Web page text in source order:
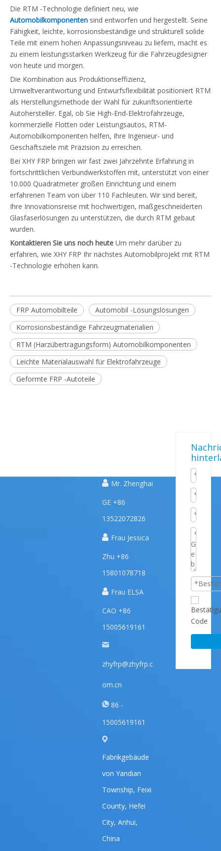
Die RTM -Technologie definiert neu, wie
Automobilkomponenten sind entworfen und hergestellt. Seine
Fähigkeit, leichte, korrosionsbeständige und strukturell solide
Teile mit einem hohen Anpassungsniveau zu liefern, macht es
zu einem leistungsstarken Werkzeug für die Fahrzeugdesigner
von heute und morgen.
Die Kombination aus Produktionseffizienz,
Umweltverantwortung und Entwurfsflexibilität positioniert RTM
als Herstellungsmethode der Wahl für zukunftsorientierte
Autohersteller. Egal, ob Sie High-End-Elektrofahrzeuge,
kommerzielle Flotten oder Leistungsautos, RTM-
Automobilkomponenten helfen, Ihre Ingenieur- und
Geschäftsziele mit Präzision zu erreichen.
Bei XHY FRP bringen wir fast zwei Jahrzehnte Erfahrung in
fortschrittlichen Verbundwerkstoffen mit, unterstützt von einer
10.000 Quadratmeter großen Einrichtung und einem
erfahrenen Team von über 110 Fachleuten. Wir sind bereit,
Ihre Innovationsreise mit hochwertigen, maßgeschneiderten
Glasfaserlösungen zu unterstützen, die durch RTM gebaut
wurden.
Kontaktieren Sie uns noch heute Um mehr darüber zu
erfahren, wie XHY FRP Ihr nächstes Automobilprojekt mit RTM
-Technologie erhöhen kann.
FRP Automobilteile
Automobil -Lösungslösungen
Korrosionsbeständige Fahrzeugmaterialien
RTM (Harzübertragungsform) Automobilkomponenten
Leichte Materialauswahl für Elektrofahrzeuge
Geformte FRP -Autoteile
 Mr. Zhenghai
GE +86
13522072826
 Frau Jessica
Zhu +86
15801078718
 Frau ELSA
CAO +86
15005619161
zhyfrp@zhyfrp.c
om.cn
86 -
15005619161
Fabrikgebäude
von Yandian
Township, Feixi
County, Hefei
City, Anhui,
China